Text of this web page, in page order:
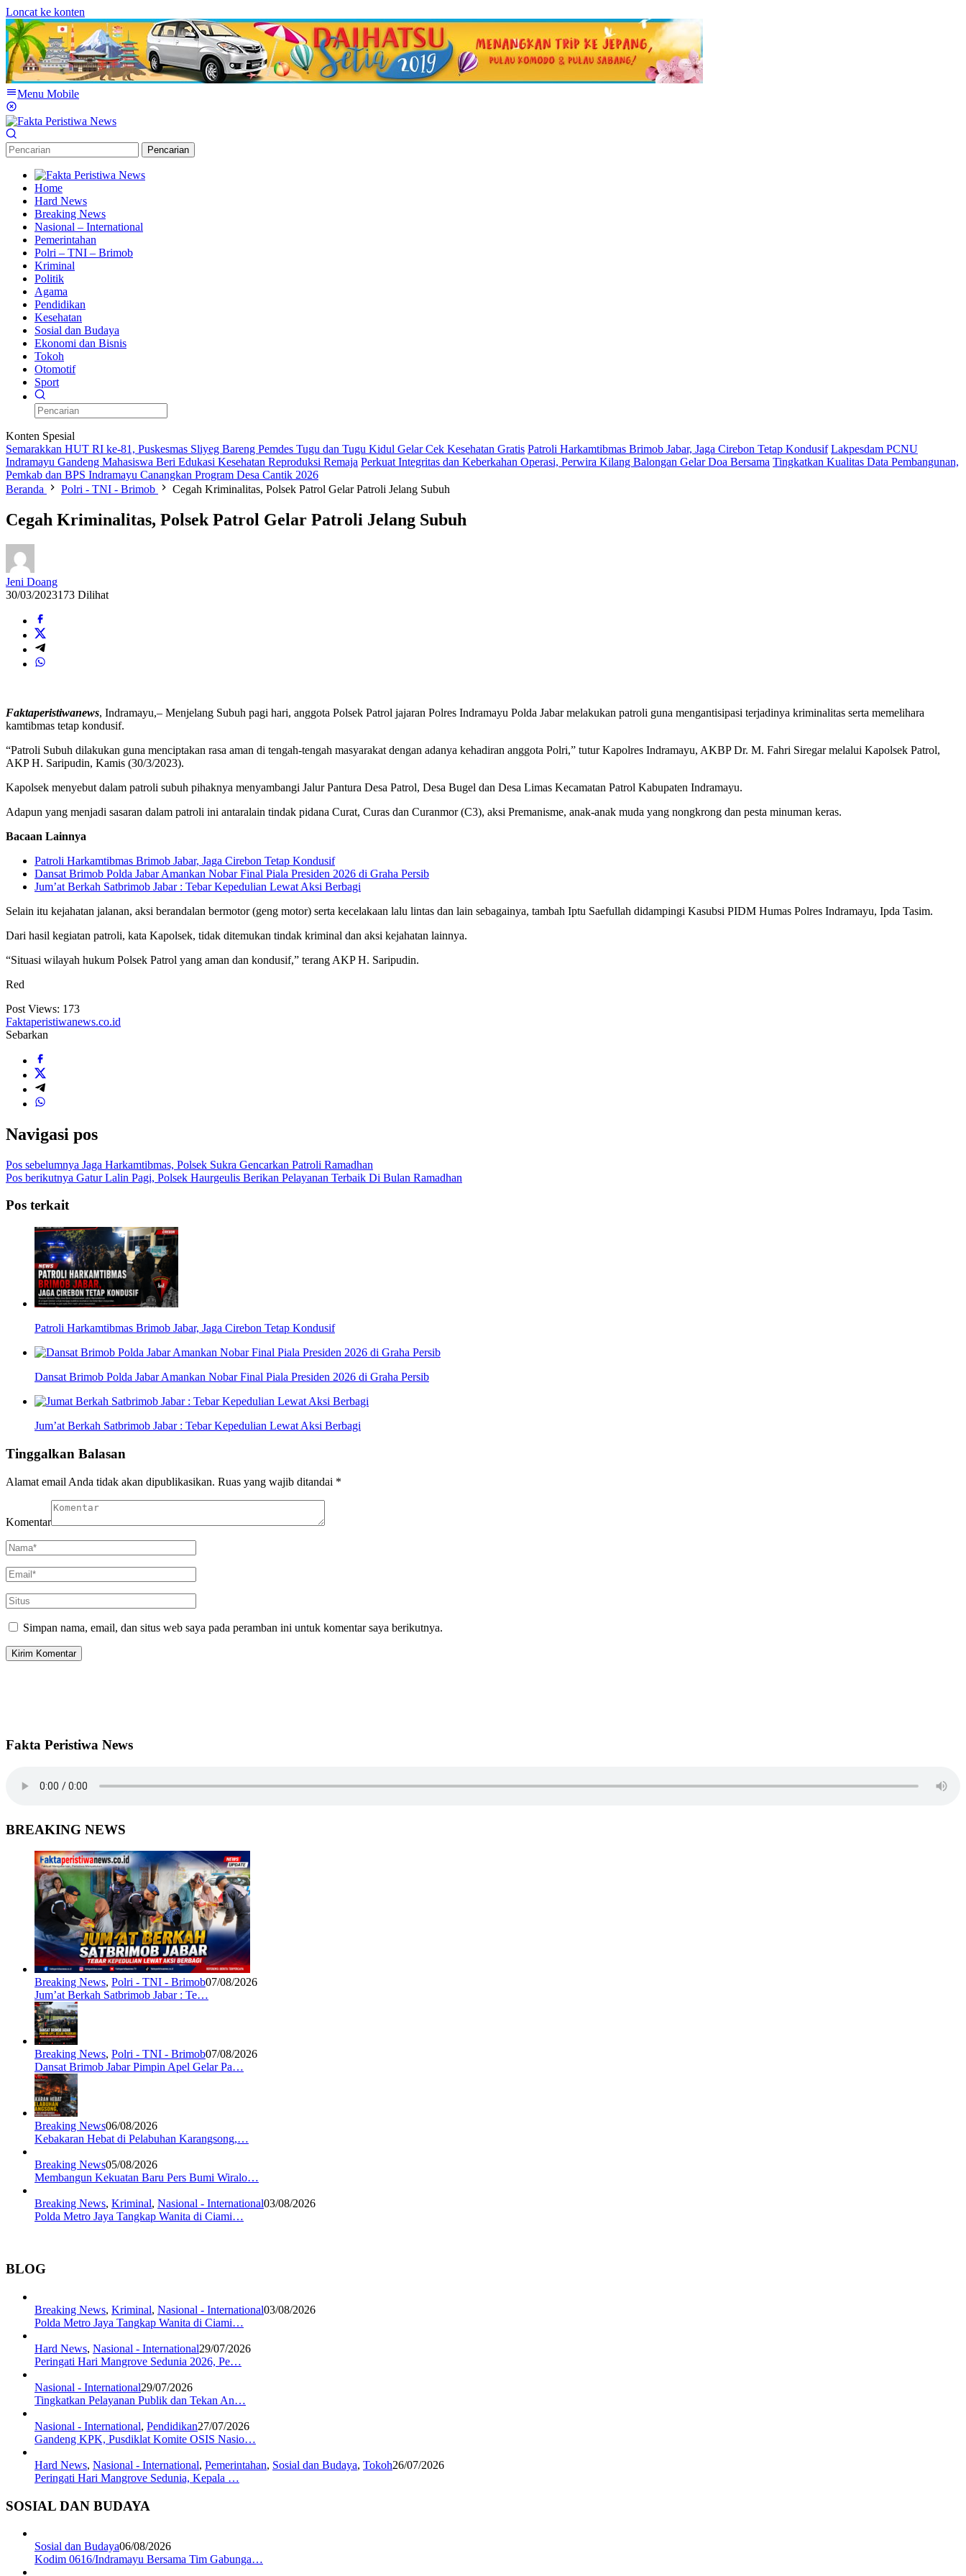
Loncat ke konten
Menu Mobile
Pencarian
Home
Hard News
Breaking News
Nasional – International
Pemerintahan
Polri – TNI – Brimob
Kriminal
Politik
Agama
Pendidikan
Kesehatan
Sosial dan Budaya
Ekonomi dan Bisnis
Tokoh
Otomotif
Sport
Konten Spesial
Semarakkan HUT RI ke-81, Puskesmas Sliyeg Bareng Pemdes Tugu dan Tugu Kidul Gelar Cek Kesehatan Gratis Patroli Harkamtibmas Brimob Jabar, Jaga Cirebon Tetap Kondusif Lakpesdam PCNU
Indramayu Gandeng Mahasiswa Beri Edukasi Kesehatan Reproduksi Remaja Perkuat Integritas dan Keberkahan Operasi, Perwira Kilang Balongan Gelar Doa Bersama Tingkatkan Kualitas Data Pembangunan,
Pemkab dan BPS Indramayu Canangkan Program Desa Cantik 2026
Beranda
Polri - TNI - Brimob Cegah Kriminalitas, Polsek Patrol Gelar Patroli Jelang Subuh
Cegah Kriminalitas, Polsek Patrol Gelar Patroli Jelang Subuh
Jeni Doang
30/03/2023173 Dilihat
Faktaperistiwanews, Indramayu,– Menjelang Subuh pagi hari, anggota Polsek Patrol jajaran Polres Indramayu Polda Jabar melakukan patroli guna mengantisipasi terjadinya kriminalitas serta memelihara
kamtibmas tetap kondusif.
“Patroli Subuh dilakukan guna menciptakan rasa aman di tengah-tengah masyarakat dengan adanya kehadiran anggota Polri,” tutur Kapolres Indramayu, AKBP Dr. M. Fahri Siregar melalui Kapolsek Patrol,
AKP H. Saripudin, Kamis (30/3/2023).
Kapolsek menyebut dalam patroli subuh pihaknya menyambangi Jalur Pantura Desa Patrol, Desa Bugel dan Desa Limas Kecamatan Patrol Kabupaten Indramayu.
Adapun yang menjadi sasaran dalam patroli ini antaralain tindak pidana Curat, Curas dan Curanmor (C3), aksi Premanisme, anak-anak muda yang nongkrong dan pesta minuman keras.
Bacaan Lainnya
Patroli Harkamtibmas Brimob Jabar, Jaga Cirebon Tetap Kondusif
Dansat Brimob Polda Jabar Amankan Nobar Final Piala Presiden 2026 di Graha Persib
Jum’at Berkah Satbrimob Jabar : Tebar Kepedulian Lewat Aksi Berbagi
Selain itu kejahatan jalanan, aksi berandalan bermotor (geng motor) serta kecelakaan lalu lintas dan lain sebagainya, tambah Iptu Saefullah didampingi Kasubsi PIDM Humas Polres Indramayu, Ipda Tasim.
Dari hasil kegiatan patroli, kata Kapolsek, tidak ditemukan tindak kriminal dan aksi kejahatan lainnya.
“Situasi wilayah hukum Polsek Patrol yang aman dan kondusif,” terang AKP H. Saripudin.
Red
Post Views: 173
Faktaperistiwanews.co.id
Sebarkan
Navigasi pos
Pos sebelumnya Jaga Harkamtibmas, Polsek Sukra Gencarkan Patroli Ramadhan
Pos berikutnya Gatur Lalin Pagi, Polsek Haurgeulis Berikan Pelayanan Terbaik Di Bulan Ramadhan
Pos terkait
Patroli Harkamtibmas Brimob Jabar, Jaga Cirebon Tetap Kondusif
Dansat Brimob Polda Jabar Amankan Nobar Final Piala Presiden 2026 di Graha Persib
Jum’at Berkah Satbrimob Jabar : Tebar Kepedulian Lewat Aksi Berbagi
Tinggalkan Balasan
Alamat email Anda tidak akan dipublikasikan. Ruas yang wajib ditandai *
Komentar
Simpan nama, email, dan situs web saya pada peramban ini untuk komentar saya berikutnya.
Fakta Peristiwa News
BREAKING NEWS
Breaking News, Polri - TNI - Brimob07/08/2026
Jum’at Berkah Satbrimob Jabar : Te…
Breaking News, Polri - TNI - Brimob07/08/2026
Dansat Brimob Jabar Pimpin Apel Gelar Pa…
Breaking News06/08/2026
Kebakaran Hebat di Pelabuhan Karangsong,…
Breaking News05/08/2026
Membangun Kekuatan Baru Pers Bumi Wiralo…
Breaking News, Kriminal, Nasional - International03/08/2026
Polda Metro Jaya Tangkap Wanita di Ciami…
BLOG
Breaking News, Kriminal, Nasional - International03/08/2026
Polda Metro Jaya Tangkap Wanita di Ciami…
Hard News, Nasional - International29/07/2026
Peringati Hari Mangrove Sedunia 2026, Pe…
Nasional - International29/07/2026
Tingkatkan Pelayanan Publik dan Tekan An…
Nasional - International, Pendidikan27/07/2026
Gandeng KPK, Pusdiklat Komite OSIS Nasio…
Hard News, Nasional - International, Pemerintahan, Sosial dan Budaya, Tokoh26/07/2026
Peringati Hari Mangrove Sedunia, Kepala …
SOSIAL DAN BUDAYA
Sosial dan Budaya06/08/2026
Kodim 0616/Indramayu Bersama Tim Gabunga…